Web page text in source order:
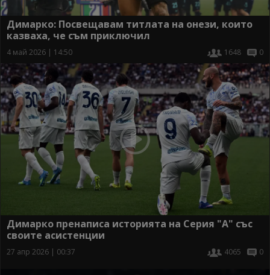
Димарко: Посвещавам титлата на онези, които
казваха, че съм приключил
4 май 2026 | 14:50 1648 0
Димарко пренаписа историята на Серия "А" със
своите асистенции
27 апр 2026 | 00:37 4065 0